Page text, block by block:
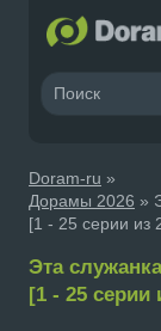
Doram-ru »
Дорамы 2026 »
[1 - 25 серии из
Эта
[1 - 25 серии